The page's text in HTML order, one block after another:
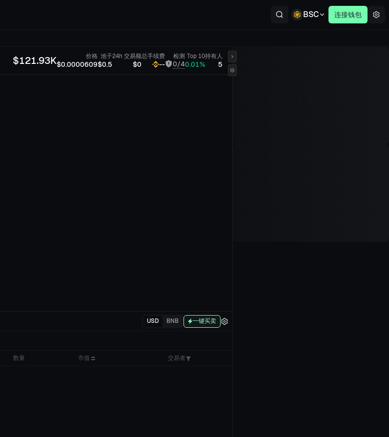
BSC 连接钱包
$121.93K 价格
$0.0000609
池子
$0.5
24h 交易额
$0
总手续费
--
检测
0/4
Top 10
0.01%
持有人
5
USD BNB 一键买卖
数量 市值 交易者